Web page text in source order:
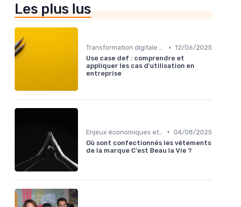
Les plus lus
Transformation digitale des ventes • 12/06/2025
Use case def : comprendre et
appliquer les cas d'utilisation en
entreprise
• 04/08/2025
Où sont confectionnés les vêtements
de la marque C'est Beau la Vie ?